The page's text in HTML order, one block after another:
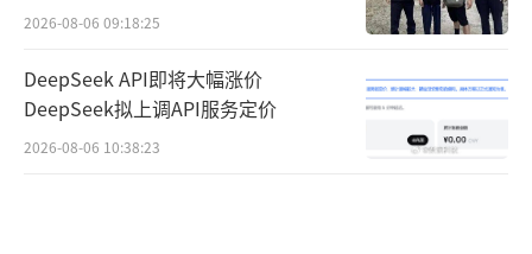
2026-08-06 09:18:25
DeepSeek API即将大幅涨价
DeepSeek拟上调API服务定价
2026-08-06 10:38:23